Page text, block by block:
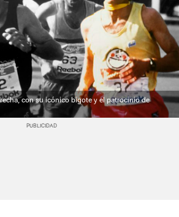
con su icónico bigote y el patrocinio de